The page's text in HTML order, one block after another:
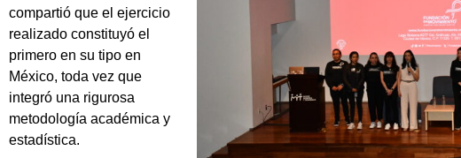
compartió que el ejercicio
realizado constituyó el
primero en su tipo en
México, toda vez que
integró una rigurosa
metodología académica y
estadística.